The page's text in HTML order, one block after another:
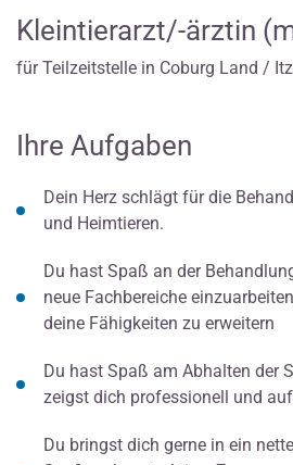
Kleintierarzt/-ärztin
für Teilzeitstelle in Coburg Land /
Ihre Aufgaben
Dein Herz schlägt für die
und Heimtieren.
Du hast Spaß an der
neue Fachbereiche
deine Fähigkeiten zu erweitern
Du hast Spaß am Abhalten der
zeigst dich professionell und
Du bringst dich gerne in ein